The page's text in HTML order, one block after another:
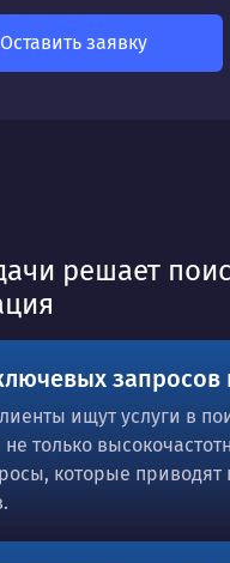
Оставить заявку
решает
запросов
ищут услуги в
только
которые приводят